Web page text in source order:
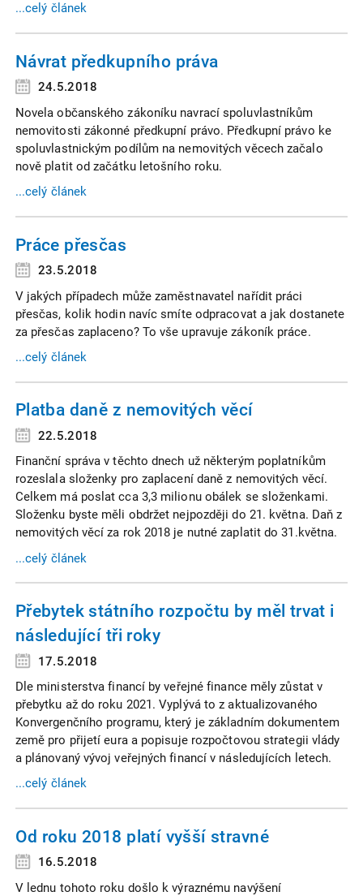
...celý článek
Návrat předkupního práva
24.5.2018
Novela občanského zákoníku navrací spoluvlastníkům
nemovitosti zákonné předkupní právo. Předkupní právo ke
spoluvlastnickým podílům na nemovitých věcech začalo
nově platit od začátku letošního roku.
...celý článek
Práce přesčas
23.5.2018
V jakých případech může zaměstnavatel nařídit práci
přesčas, kolik hodin navíc smíte odpracovat a jak dostanete
za přesčas zaplaceno? To vše upravuje zákoník práce.
...celý článek
Platba daně z nemovitých věcí
22.5.2018
Finanční správa v těchto dnech už některým poplatníkům
rozeslala složenky pro zaplacení daně z nemovitých věcí.
Celkem má poslat cca 3,3 milionu obálek se složenkami.
Složenku byste měli obdržet nejpozději do 21. května. Daň z
nemovitých věcí za rok 2018 je nutné zaplatit do 31.května.
...celý článek
Přebytek státního rozpočtu by měl trvat i
následující tři roky
17.5.2018
Dle ministerstva financí by veřejné finance měly zůstat v
přebytku až do roku 2021. Vyplývá to z aktualizovaného
Konvergenčního programu, který je základním dokumentem
země pro přijetí eura a popisuje rozpočtovou strategii vlády
a plánovaný vývoj veřejných financí v následujících letech.
...celý článek
Od roku 2018 platí vyšší stravné
16.5.2018
V lednu tohoto roku došlo k výraznému navýšení